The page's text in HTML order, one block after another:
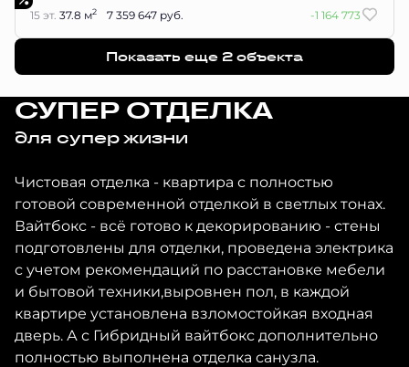
15 эт. 37.8 м2 7 359 647 руб. -1 164 773
Показать еще 2 объектa
СУПЕР ОТДЕЛКА
для супер жизни
Чистовая отделка - квартира с полностью
готовой современной отделкой в светлых тонах.
Вайтбокс - всё готово к декорированию - стены
подготовлены для отделки, проведена электрика
с учетом рекомендаций по расстановке мебели
и бытовой техники,выровнен пол, в каждой
квартире установлена взломостойкая входная
дверь. А с Гибридный вайтбокс дополнительно
полностью выполнена отделка санузла.